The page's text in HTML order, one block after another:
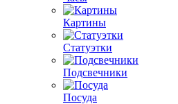
Картины
Статуэтки
Подсвечники
Посуда